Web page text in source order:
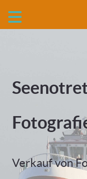
Verkauf von